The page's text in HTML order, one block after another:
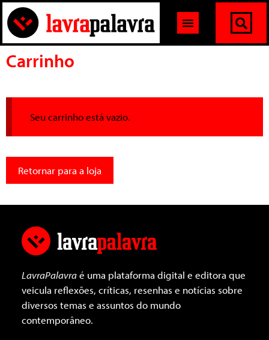
Carrinho
Seu carrinho está vazio.
Retornar para a loja
LavraPalavraé uma plataforma digital e editora que
veicula reflexões, críticas, resenhas e notícias sobre
diversos temas e assuntos do mundo
contemporâneo.